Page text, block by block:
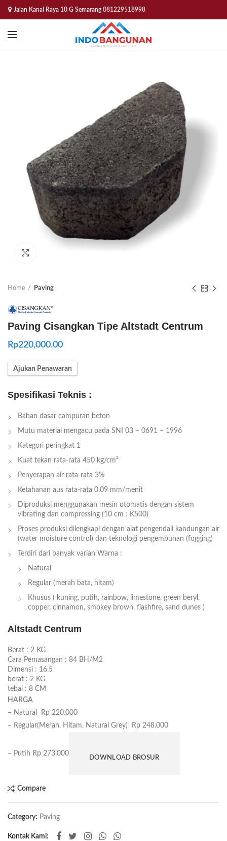
Jalan Kanal Raya 10 G Semarang 081229518998
Home Paving
Paving Cisangkan Tipe Altstadt Centrum
Rp220,000.00
Ajukan Penawaran
Spesifikasi Teknis :
Bahan dasar campuran beton
Mutu material mengacu pada SNI 03 – 0691 – 1996
Kategori peringkat 1
Kuat tekan rata-rata 450 kg/cm²
Penyerapan air rata-rata 3%
Ketahanan aus rata-rata 0.09 mm/menit
Diproduksi menggunakan mesin otomatis dengan sistem
vibrating dan compressing (10 cm : K500)
Proses produksi dilengkapi dengan alat pengendali kandungan air
(water moisture control) dan teknologi pengembunan (fogging)
Terdiri dari banyak varian Warna :
Natural
Regular (merah bata, hitam)
Khusus ( kuning, putih, rainbow, limestone, green beryl,
copper, cinnamon, smokey brown, flashfire, sand dunes )
Altstadt Centrum
Berat : 2 KG
Cara Pemasangan : 84 BH/M2
Dimensi : 16.5
berat : 2 KG
tebal : 8 CM
HARGA
– Natural Rp 220.000
– Regular(Merah, Hitam, Natural Grey) Rp 248.000
– Putih Rp 273.000
DOWNLOAD BROSUR
Compare
Category: Paving
Kontak Kami: